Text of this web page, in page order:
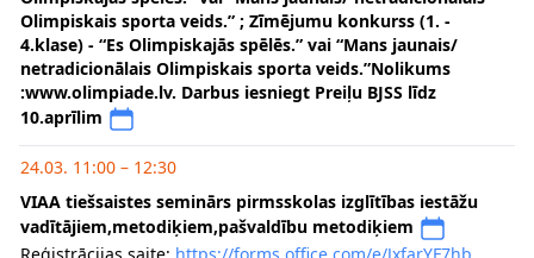
Olimpiskais sporta veids.” ; Zīmējumu konkurss (1. -
4.klase) - “Es Olimpiskajās spēlēs.” vai “Mans jaunais/
netradicionālais Olimpiskais sporta veids.”Nolikums
:www.olimpiade.lv. Darbus iesniegt Preiļu BJSS līdz
10.aprīlim
24.03. 11:00 – 12:30
VIAA tiešsaistes seminārs pirmsskolas izglītības iestāžu
vadītājiem,metodiķiem,pašvaldību metodiķiem